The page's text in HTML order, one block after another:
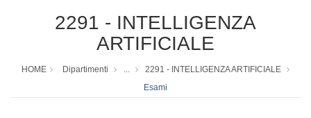
2291 - INTELLIGENZA
ARTIFICIALE
HOME Dipartimenti ...
2291 - INTELLIGENZA ARTIFICIALE
Esami